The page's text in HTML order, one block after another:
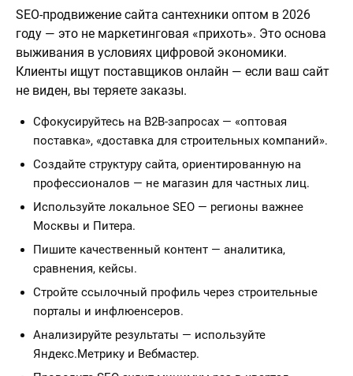
SEO-продвижение сайта сантехники оптом в 2026
году — это не маркетинговая «прихоть». Это основа
выживания в условиях цифровой экономики.
Клиенты ищут поставщиков онлайн — если ваш сайт
не виден, вы теряете заказы.
Сфокусируйтесь на B2B-запросах — «оптовая
поставка», «доставка для строительных компаний».
Создайте структуру сайта, ориентированную на
профессионалов — не магазин для частных лиц.
Используйте локальное SEO — регионы важнее
Москвы и Питера.
Пишите качественный контент — аналитика,
сравнения, кейсы.
Стройте ссылочный профиль через строительные
порталы и инфлюенсеров.
Анализируйте результаты — используйте
Яндекс.Метрику и Вебмастер.